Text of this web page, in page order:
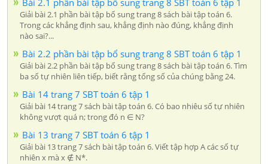
Bài 2.1 phần bài tập bổ sung trang 8 SBT toán 6 tập 1
Giải bài 2.1 phần bài tập bổ sung trang 8 sách bài tập toán 6.
Trong các khẳng định sau, khẳng định nào đúng, khẳng định
nào sai?...
Bài 2.2 phần bài tập bổ sung trang 8 SBT toán 6 tập 1
Giải bài 2.2 phần bài tập bổ sung trang 8 sách bài tập toán 6. Tìm
ba số tự nhiên liên tiếp, biết rằng tổng số của chúng bằng 24.
Bài 14 trang 7 SBT toán 6 tập 1
Giải bài 14 trang 7 sách bài tập toán 6. Có bao nhiêu số tự nhiên
không vượt quá n; trong đó n ∈ N?
Bài 13 trang 7 SBT toán 6 tập 1
Giải bài 13 trang 7 sách bài tập toán 6. Viết tập hợp A các số tự
nhiên x mà x ∉ N*.